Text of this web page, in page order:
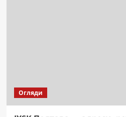
Огляди